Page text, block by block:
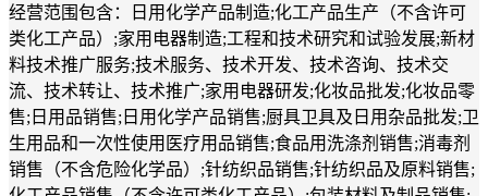
经营范围包含：日用化学产品制造;化工产品生产（不含许可
类化工产品）;家用电器制造;工程和技术研究和试验发展;新材
料技术推广服务;技术服务、技术开发、技术咨询、技术交
流、技术转让、技术推广;家用电器研发;化妆品批发;化妆品零
售;日用品销售;日用化学产品销售;厨具卫具及日用杂品批发;卫
生用品和一次性使用医疗用品销售;食品用洗涤剂销售;消毒剂
销售（不含危险化学品）;针纺织品销售;针纺织品及原料销售;